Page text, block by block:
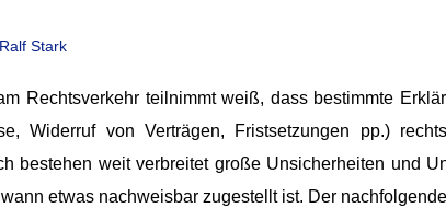
Stark
Rechtsverkehr teilnimmt weiß, dass bestimmte
Widerruf von Verträgen, Fristsetzungen pp.)
bestehen weit verbreitet große Unsicherheiten und
etwas nachweisbar zugestellt ist. Der